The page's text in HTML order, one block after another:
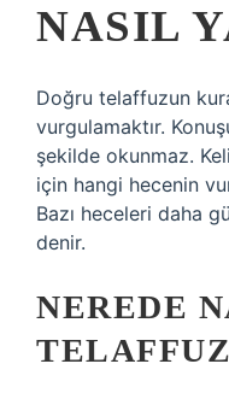
NASIL
Doğru telaffuzun
vurgulamaktır.
şekilde okunmaz.
için hangi hecenin
Bazı heceleri daha
denir.
NEREDE